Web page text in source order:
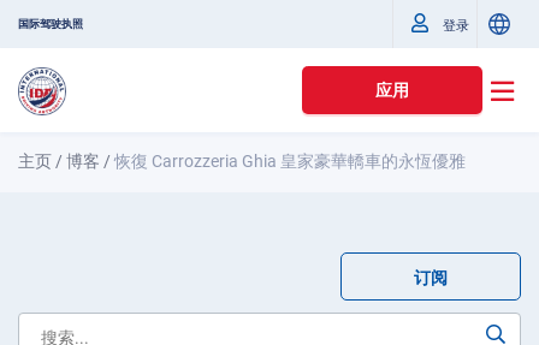
国际驾驶执照 登录
应用
主页 /博客 /恢復 Carrozzeria Ghia 皇家豪華轎車的永恆優雅
订阅